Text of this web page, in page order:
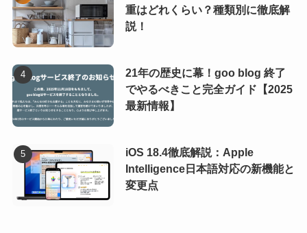
重はどれくらい？種類別に徹底解
説！
21年の歴史に幕！goo blog 終了
でやるべきこと完全ガイド【2025
最新情報】
iOS 18.4徹底解説：Apple
Intelligence日本語対応の新機能と
変更点